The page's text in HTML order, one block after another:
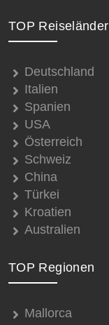
TOP Reiseländer
Deutschland
Italien
Spanien
USA
Österreich
Schweiz
China
Türkei
Kroatien
Australien
TOP Regionen
Mallorca